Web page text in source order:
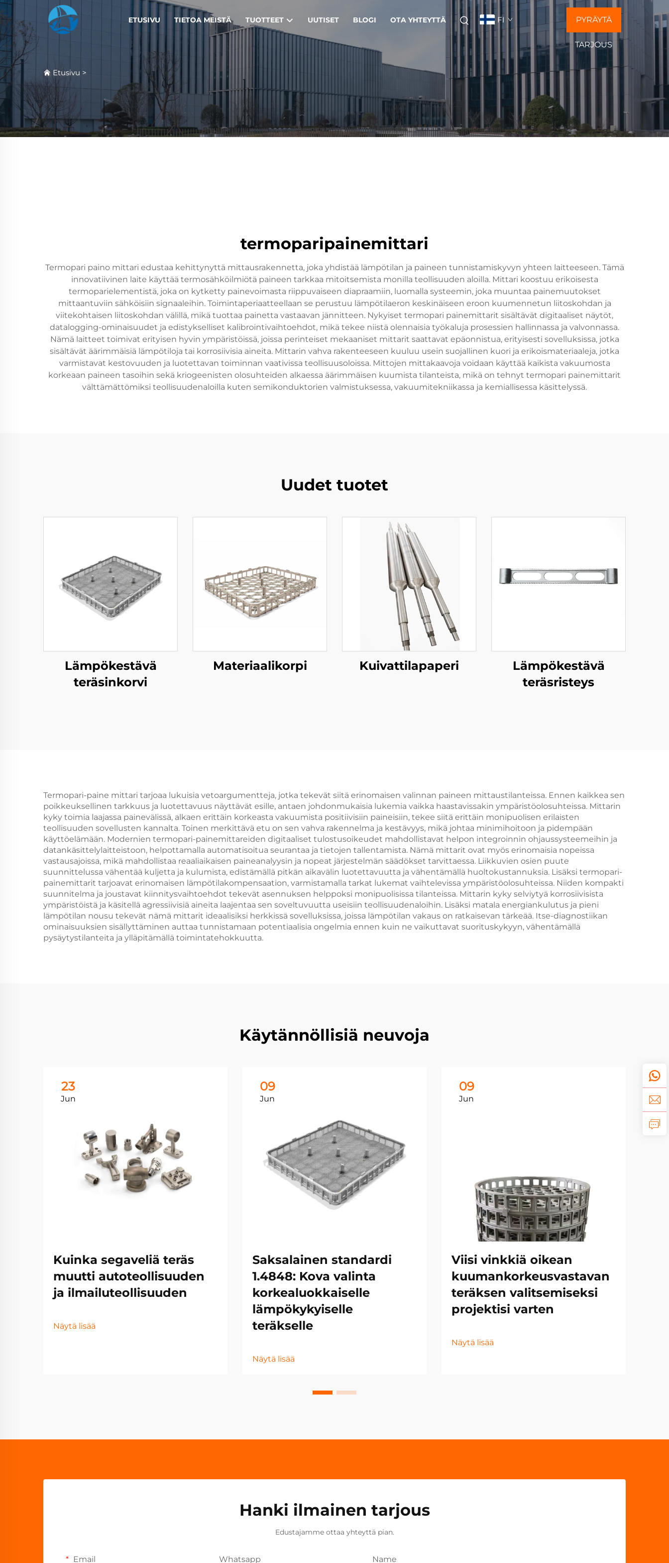
ETUSIVU TIETOA MEISTÄ TUOTTEET UUTISET BLOGI OTA YHTEYTTÄ FI PYRÄYTÄ
TARJOUS
Etusivu >
termoparipainemittari
Termopari paino mittari edustaa kehittynyttä mittausrakennetta, joka yhdistää lämpötilan ja paineen tunnistamiskyvyn yhteen laitteeseen. Tämä
innovatiivinen laite käyttää termosähköilmiötä paineen tarkkaa mitoitsemista monilla teollisuuden aloilla. Mittari koostuu erikoisesta
termoparielementistä, joka on kytketty painevoimasta riippuvaiseen diapraamiin, luomalla systeemin, joka muuntaa painemuutokset
mittaantuviin sähköisiin signaaleihin. Toimintaperiaatteellaan se perustuu lämpötilaeron keskinäiseen eroon kuumennetun liitoskohdan ja
viitekohtaisen liitoskohdan välillä, mikä tuottaa painetta vastaavan jännitteen. Nykyiset termopari painemittarit sisältävät digitaaliset näytöt,
datalogging-ominaisuudet ja edistykselliset kalibrointivaihtoehdot, mikä tekee niistä olennaisia työkaluja prosessien hallinnassa ja valvonnassa.
Nämä laitteet toimivat erityisen hyvin ympäristöissä, joissa perinteiset mekaaniset mittarit saattavat epäonnistua, erityisesti sovelluksissa, jotka
sisältävät äärimmäisiä lämpötiloja tai korrosiivisia aineita. Mittarin vahva rakenteeseen kuuluu usein suojallinen kuori ja erikoismateriaaleja, jotka
varmistavat kestovuuden ja luotettavan toiminnan vaativissa teollisuusoloissa. Mittojen mittakaavoja voidaan käyttää kaikista vakuumosta
korkeaan paineen tasoihin sekä kriogeenisten olosuhteiden alkaessa äärimmäisen kuumista tilanteista, mikä on tehnyt termopari painemittarit
välttämättömiksi teollisuudenaloilla kuten semikonduktorien valmistuksessa, vakuumitekniikassa ja kemiallisessa käsittelyssä.
Uudet tuotet
Lämpökestävä
teräsinkorvi
Materiaalikorpi Kuivattilapaperi
Lämpökestävä
teräsristeys
Termopari-paine mittari tarjoaa lukuisia vetoargumentteja, jotka tekevät siitä erinomaisen valinnan paineen mittaustilanteissa. Ennen kaikkea sen
poikkeuksellinen tarkkuus ja luotettavuus näyttävät esille, antaen johdonmukaisia lukemia vaikka haastavissakin ympäristöolosuhteissa. Mittarin
kyky toimia laajassa painevälissä, alkaen erittäin korkeasta vakuumista positiivisiin paineisiin, tekee siitä erittäin monipuolisen erilaisten
teollisuuden sovellusten kannalta. Toinen merkittävä etu on sen vahva rakennelma ja kestävyys, mikä johtaa minimihoitoon ja pidempään
käyttöelämään. Modernien termopari-painemittareiden digitaaliset tulostusoikeudet mahdollistavat helpon integroinnin ohjaussysteemeihin ja
datankäsittelylaitteistoon, helpottamalla automatisoitua seurantaa ja tietojen tallentamista. Nämä mittarit ovat myös erinomaisia nopeissa
vastausajoissa, mikä mahdollistaa reaaliaikaisen paineanalyysin ja nopeat järjestelmän säädökset tarvittaessa. Liikkuvien osien puute
suunnittelussa vähentää kuljetta ja kulumista, edistämällä pitkän aikavälin luotettavuutta ja vähentämällä huoltokustannuksia. Lisäksi termopari-
painemittarit tarjoavat erinomaisen lämpötilakompensaation, varmistamalla tarkat lukemat vaihtelevissa ympäristöolosuhteissa. Niiden kompakti
suunnitelma ja joustavat kiinnitysvaihtoehdot tekevät asennuksen helppoksi monipuolisissa tilanteissa. Mittarin kyky selviytyä korrosiivisista
ympäristöistä ja käsitellä agressiivisiä aineita laajentaa sen soveltuvuutta useisiin teollisuudenaloihin. Lisäksi matala energiankulutus ja pieni
lämpötilan nousu tekevät nämä mittarit ideaalisiksi herkkissä sovelluksissa, joissa lämpötilan vakaus on ratkaisevan tärkeää. Itse-diagnostiikan
ominaisuuksien sisällyttäminen auttaa tunnistamaan potentiaalisia ongelmia ennen kuin ne vaikuttavat suorituskykyyn, vähentämällä
pysäytystilanteita ja ylläpitämällä toimintatehokkuutta.
Käytännöllisiä neuvoja
23
Jun
Kuinka segaveliä teräs
muutti autoteollisuuden
ja ilmailuteollisuuden
Näytä lisää
09
Jun
Saksalainen standardi
1.4848: Kova valinta
korkealuokkaiselle
lämpökykyiselle
teräkselle
Näytä lisää
09
Jun
Viisi vinkkiä oikean
kuumankorkeusvastavan
teräksen valitsemiseksi
projektisi varten
Näytä lisää
Hanki ilmainen tarjous
Edustajamme ottaa yhteyttä pian.
Email Whatsapp Name